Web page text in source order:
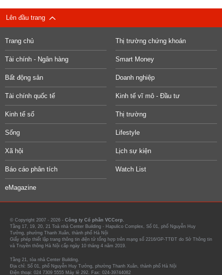
Lên đầu trang
Trang chủ Thị trường chứng khoán
Tài chính - Ngân hàng Smart Money
Bất động sản Doanh nghiệp
Tài chính quốc tế Kinh tế vĩ mô - Đầu tư
Kinh tế số Thị trường
Sống Lifestyle
Xã hội Lịch sự kiện
Báo cáo phân tích Watch List
eMagazine
© Copyright 2007 - 2026 - Công ty Cổ phần VCCorp.
Tầng 17, 19, 20, 21 Toà nhà Center Building - Hapulico Complex, Số 01, phố Nguyễn Huy
Tưởng, phường Thanh Xuân, thành phố Hà Nội
Giấy phép thiết lập trang thông tin điện tử tổng hợp trên mạng số 2216/GP-TTĐT do Sở Thông tin
và Truyền thông Hà Nội cấp ngày 10 tháng 4 năm 2019.
Tầng 21, tòa nhà Center Building.
Địa chỉ: Số 01, phố Nguyễn Huy Tưởng, phường Thanh Xuân, thành phố Hà Nội
Điện thoại: 024 7309 5555 Máy lẻ 292. Fax: 024-39744082